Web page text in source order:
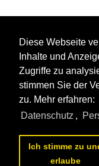
Diese Webseite
Inhalte und
Zugriffe zu
stimmen Sie der
zu. Mehr erfahren:
Datenschutz ,
Ich stimme zu
erlaube